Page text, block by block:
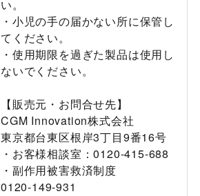
い。
・小児の手の届かない所に保管し
てください。
・使用期限を過ぎた製品は使用し
ないでください。
【販売元・お問合せ先】
CGM Innovation株式会社
東京都台東区根岸3丁目9番16号
・お客様相談室：0120-415-688
・副作用被害救済制度
0120-149-931